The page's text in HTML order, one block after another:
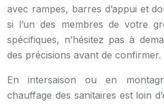
avec rampes, barres d’appui et
si l’un des membres de votre
spécifiques, n’hésitez pas à
des précisions avant de confirmer.
En intersaison ou en
chauffage des sanitaires est loin